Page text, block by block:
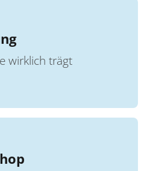
wirklich trägt